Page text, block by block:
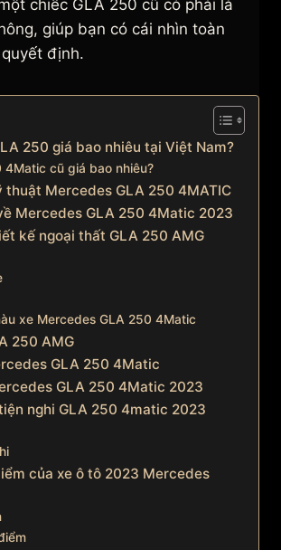
chiếc GLA 250 cũ có phải là
giúp bạn có cái nhìn toàn
định.
250 giá bao nhiêu tại Việt Nam?
4Matic cũ giá bao nhiêu?
thuật Mercedes GLA 250 4MATIC
Mercedes GLA 250 4Matic 2023
kế ngoại thất GLA 250 AMG
xe Mercedes GLA 250 4Matic
250 AMG
GLA 250 4Matic
GLA 250 4Matic 2023
nghi GLA 250 4matic 2023
của xe ô tô 2023 Mercedes